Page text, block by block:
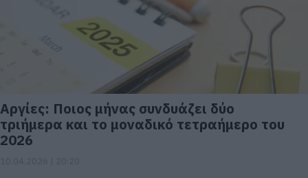
Αργίες: Ποιος μήνας συνδυάζει δύο
τριήμερα και το μοναδικό τετραήμερο του
2026